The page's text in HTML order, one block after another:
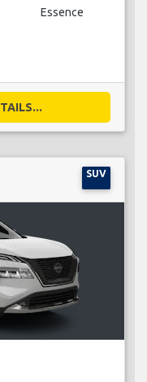
Essence
SUV